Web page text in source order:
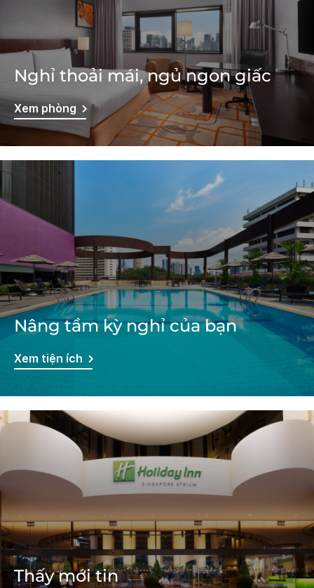
Nghỉ thoải mái, ngủ ngon giấc
Xem phòng
Nâng tầm kỳ nghỉ của bạn
Xem tiện ích
Thấy mới tin